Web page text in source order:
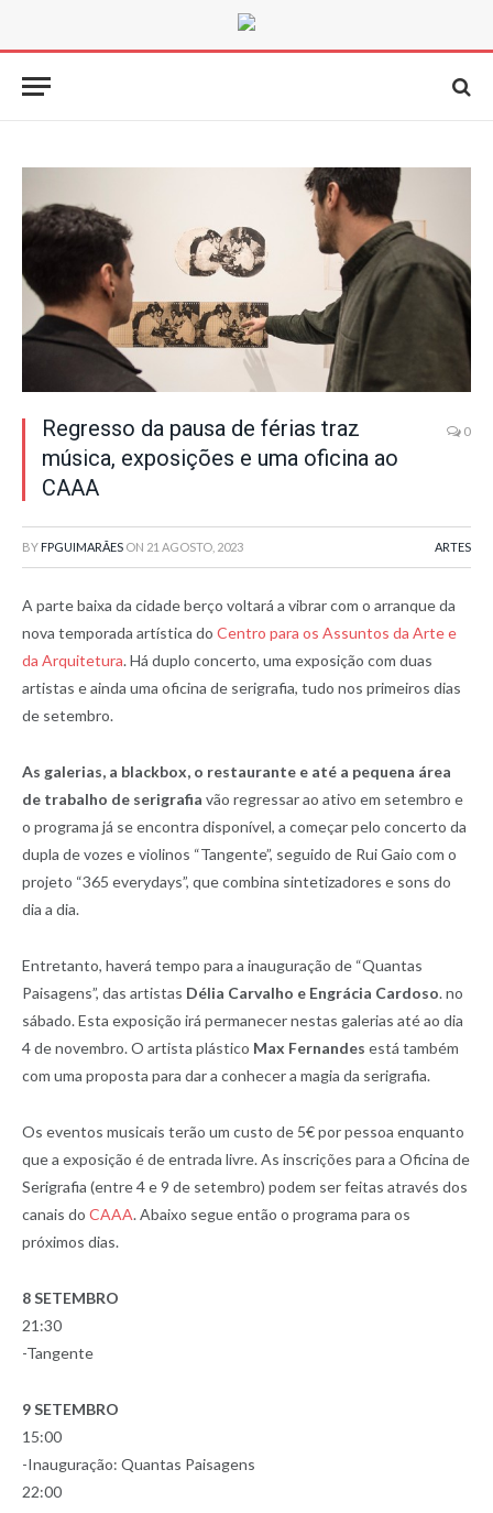
Regresso da pausa de férias traz
música, exposições e uma oficina ao
CAAA
0
BY FPGUIMARÃES ON 21 AGOSTO, 2023 ARTES
A parte baixa da cidade berço voltará a vibrar com o arranque da
nova temporada artística do Centro para os Assuntos da Arte e
da Arquitetura. Há duplo concerto, uma exposição com duas
artistas e ainda uma oficina de serigrafia, tudo nos primeiros dias
de setembro.
As galerias, a blackbox, o restaurante e até a pequena área
de trabalho de serigrafia vão regressar ao ativo em setembro e
o programa já se encontra disponível, a começar pelo concerto da
dupla de vozes e violinos “Tangente”, seguido de Rui Gaio com o
projeto “365 everydays”, que combina sintetizadores e sons do
dia a dia.
Entretanto, haverá tempo para a inauguração de “Quantas
Paisagens”, das artistas Délia Carvalho e Engrácia Cardoso. no
sábado. Esta exposição irá permanecer nestas galerias até ao dia
4 de novembro. O artista plástico Max Fernandes está também
com uma proposta para dar a conhecer a magia da serigrafia.
Os eventos musicais terão um custo de 5€ por pessoa enquanto
que a exposição é de entrada livre. As inscrições para a Oficina de
Serigrafia (entre 4 e 9 de setembro) podem ser feitas através dos
canais do CAAA. Abaixo segue então o programa para os
próximos dias.
8 SETEMBRO
21:30
-Tangente
9 SETEMBRO
15:00
-Inauguração: Quantas Paisagens
22:00